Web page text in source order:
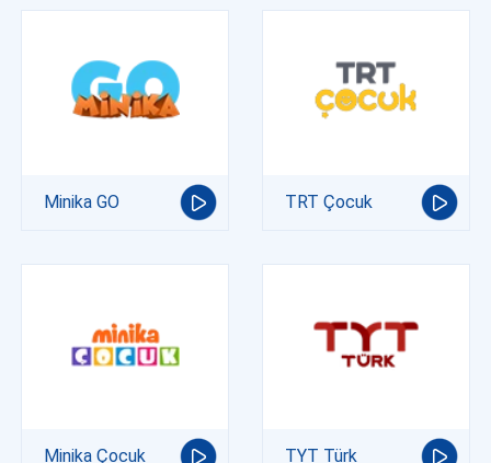
Minika GO TRT Çocuk
Minika Çocuk TYT Türk